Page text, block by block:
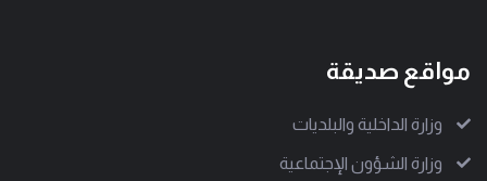
مواقع صديقة
وزارة الداخلية والبلديات
وزارة الشؤون الإجتماعية